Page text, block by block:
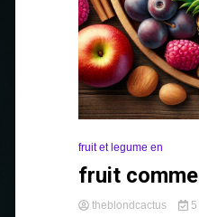
fruit et legume en
fruit
theblondcactus 5